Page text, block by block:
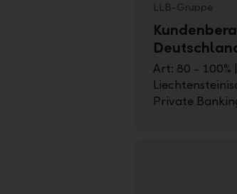
LLB-Gruppe
Art: 80 - 100%
Private